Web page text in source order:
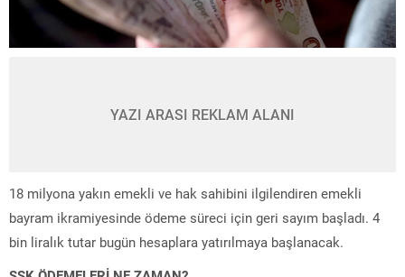
YAZI ARASI REKLAM ALANI
18 milyona yakın emekli ve hak sahibini ilgilendiren emekli
bayram ikramiyesinde ödeme süreci için geri sayım başladı. 4
bin liralık tutar bugün hesaplara yatırılmaya başlanacak.